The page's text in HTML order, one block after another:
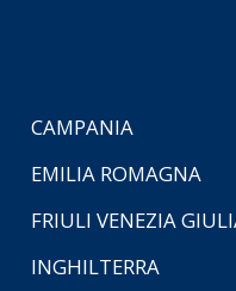
CAMPANIA
EMILIA ROMAGNA
FRIULI VENEZIA
INGHILTERRA